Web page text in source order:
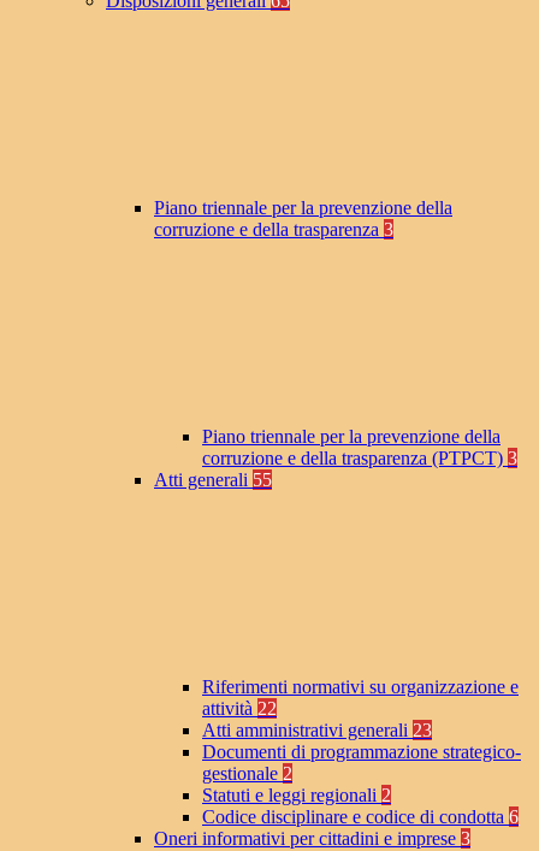
Piano triennale per la prevenzione della
corruzione e della trasparenza 3
Piano triennale per la prevenzione della
corruzione e della trasparenza (PTPCT) 3
Atti generali 55
Riferimenti normativi su organizzazione e
attività 22
Atti amministrativi generali 23
Documenti di programmazione strategico-
gestionale 2
Statuti e leggi regionali 2
Codice disciplinare e codice di condotta 6
Oneri informativi per cittadini e imprese 3